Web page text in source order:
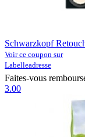
Schwarzkopf
Voir ce coupon sur
Labelleadresse
Faites-vous
3.00